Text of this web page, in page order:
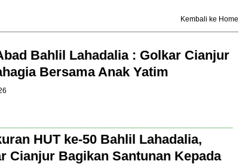
Kembali ke Home
Bahlil Lahadalia : Golkar Cianjur
Bersama Anak Yatim
HUT ke-50 Bahlil Lahadalia,
Cianjur Bagikan Santunan Kepada